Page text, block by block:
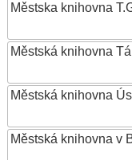
Městska knihovna
Městská knihovna
Městská knihovna
Městská knihovna v